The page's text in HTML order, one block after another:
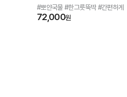
#뽀얀국물 #한그릇뚝딱 #간편하게
72,000원